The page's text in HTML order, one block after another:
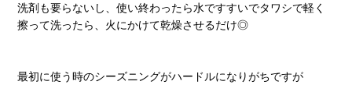
洗剤も要らないし、使い終わったら水ですすいでタワシで軽く
擦って洗ったら、火にかけて乾燥させるだけ◎
最初に使う時のシーズニングがハードルになりがちですが